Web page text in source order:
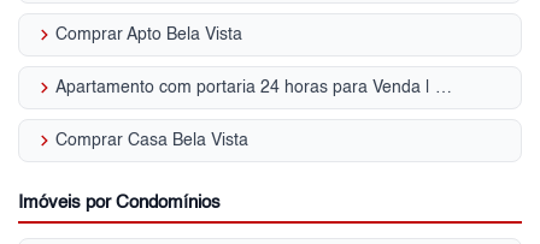
keyboard_arrow_right Comprar Apto Bela Vista
keyboard_arrow_right Apartamento com portaria 24 horas para Venda | Bela Vista
keyboard_arrow_right Comprar Casa Bela Vista
Imóveis por Condomínios